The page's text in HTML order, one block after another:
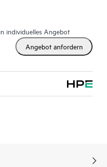
individuelles Angebot
Angebot anfordern